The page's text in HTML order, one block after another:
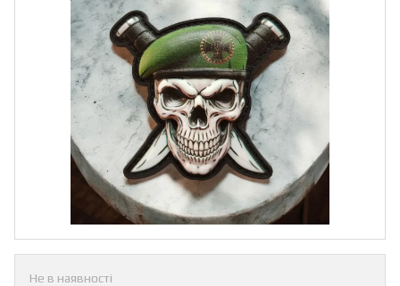
Не в наявності